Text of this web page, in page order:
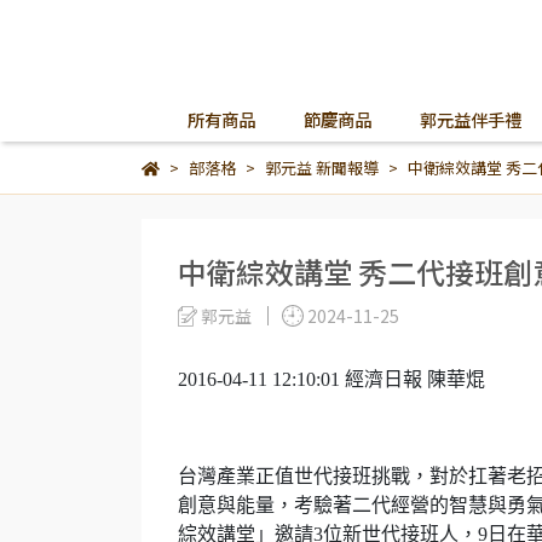
所有商品 節慶商品 郭元益伴手禮
部落格 郭元益 新聞報導 中衛綜效講堂 秀
中衛綜效講堂 秀二代接班
郭元益 2024-11-25
2016-04-11 12:10:01 經濟日報 陳華焜
台灣產業正值世代接班挑戰，對於扛著老
創意與能量，考驗著二代經營的智慧與勇
綜效講堂」邀請3位新世代接班人，9日在